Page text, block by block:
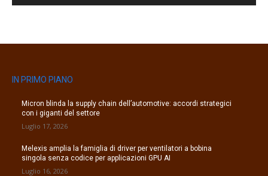
IN PRIMO PIANO
Micron blinda la supply chain dell’automotive: accordi strategici
con i giganti del settore
Luglio 17, 2026
Melexis amplia la famiglia di driver per ventilatori a bobina
singola senza codice per applicazioni GPU AI
Luglio 16, 2026